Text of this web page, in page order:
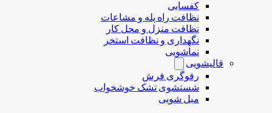
کفسابی
نظافت راه پله و مشاعات
نظافت منزل و محل کار
نگهداری و نظافت استخر
نماشویی
قالیشویی
رفوگری فرش
شستشوی تشک خوشخواب
مبل شویی